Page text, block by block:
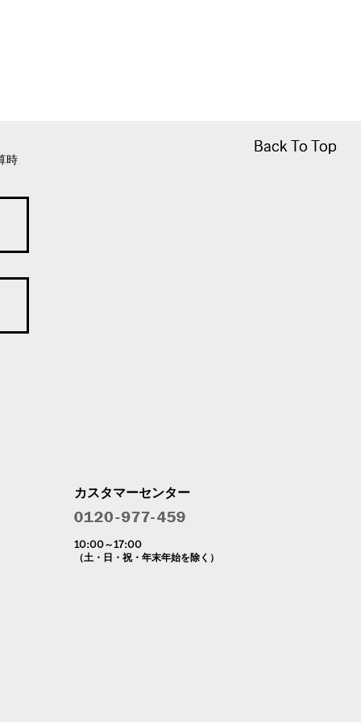
Back To Top
Back To Top
時
カスタマーセンター
10:00～17:00
（土・日・祝・年末年始を除く）